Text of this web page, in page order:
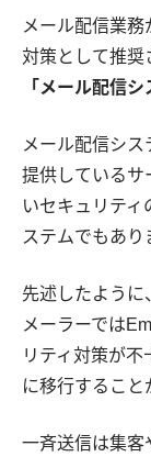
メール配信業
対策として推奨
「メール配信
メール配信シ
提供しているサ
いセキュリテ
ステムでもあり
先述したように
メーラーでは
リティ対策が
に移行すること
一斉送信は集客